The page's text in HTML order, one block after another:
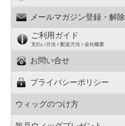
メールマガジン登録・解除
ご利用ガイド
支払い方法 / 配送方法 / 会社概要
お問い合せ
プライバシーポリシー
ウィッグのつけ方